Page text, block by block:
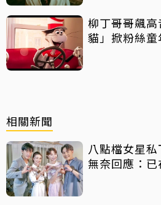
柳丁哥哥飆
貓」掀粉絲
相關新聞
八點檔女星
無奈回應：